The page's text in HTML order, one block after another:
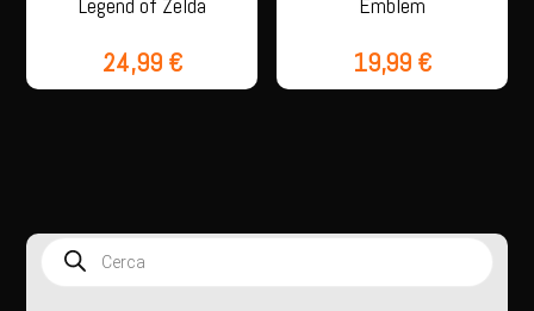
Legend of Zelda
24,99 €
Emblem
19,99 €
search